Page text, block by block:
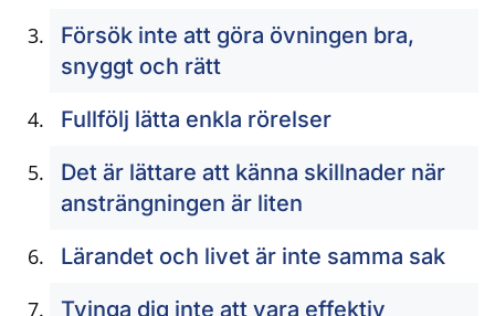
Försök inte att göra övningen bra,
snyggt och rätt
Fullfölj lätta enkla rörelser
Det är lättare att känna skillnader när
ansträngningen är liten
Lärandet och livet är inte samma sak
Tvinga dig inte att vara effektiv